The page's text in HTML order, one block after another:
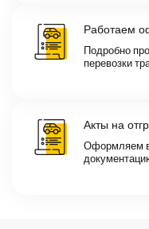
Работаем
Подробно
перевозки
Акты на
Оформляем